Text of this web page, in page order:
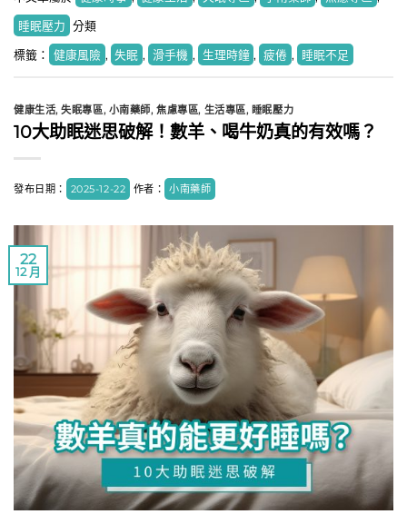
睡眠壓力 分類
標籤： 健康風險 , 失眠 , 滑手機 , 生理時鐘 , 疲倦 , 睡眠不足
健康生活,失眠專區, 小南藥師,焦慮專區, 生活專區, 睡眠壓力
10大助眠迷思破解！數羊、喝牛奶真的有效嗎？
發布日期： 2025-12-22 作者： 小南藥師
22
12 月